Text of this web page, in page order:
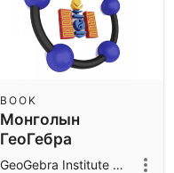
Монголын
ГеоГебра
Хүрээлэнгийн үйл
BOOK
GeoGebra Institute of Mongolia